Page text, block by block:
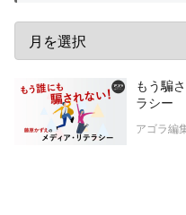
もう騙
ラシー
アゴラ編